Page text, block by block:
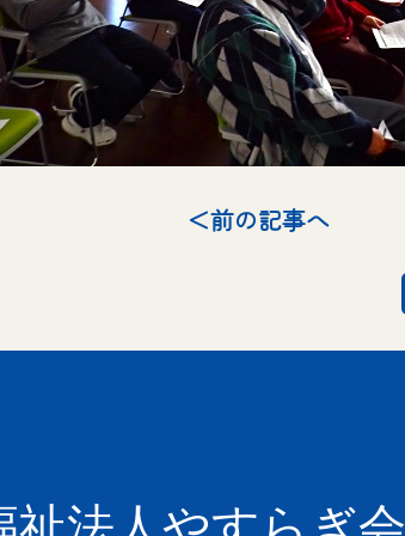
＜前の記事へ